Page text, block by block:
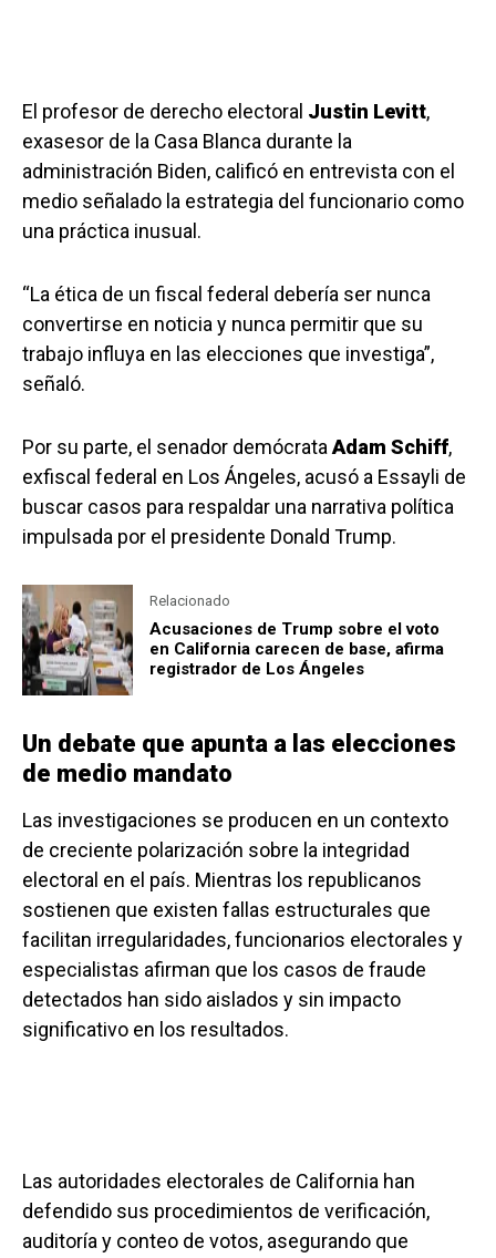
El profesor de derecho electoral Justin Levitt,
exasesor de la Casa Blanca durante la
administración Biden, calificó en entrevista con el
medio señalado la estrategia del funcionario como
una práctica inusual.
“La ética de un fiscal federal debería ser nunca
convertirse en noticia y nunca permitir que su
trabajo influya en las elecciones que investiga”,
señaló.
Por su parte, el senador demócrataAdam Schiff,
exfiscal federal en Los Ángeles, acusó a Essayli de
buscar casos para respaldar una narrativa política
impulsada por el presidente Donald Trump.
Relacionado
Acusaciones de Trump sobre el voto
en California carecen de base, afirma
registrador de Los Ángeles
Un debate que apunta a las elecciones
de medio mandato
Las investigaciones se producen en un contexto
de creciente polarización sobre la integridad
electoral en el país. Mientras los republicanos
sostienen que existen fallas estructurales que
facilitan irregularidades, funcionarios electorales y
especialistas afirman que los casos de fraude
detectados han sido aislados y sin impacto
significativo en los resultados.
Las autoridades electorales de California han
defendido sus procedimientos de verificación,
auditoría y conteo de votos, asegurando que